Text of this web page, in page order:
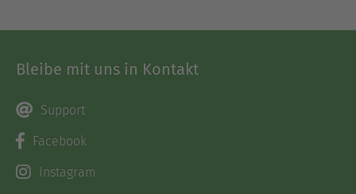
Bleibe mit uns in Kontakt
Support
Facebook
Instagram